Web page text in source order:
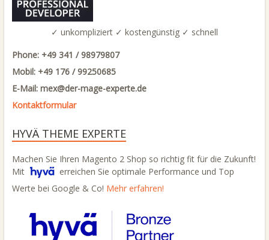
✓ unkompliziert ✓ kostengünstig ✓ schnell
Phone: +49 341 / 98979807
Mobil: +49 176 / 99250685
E-Mail: mex@der-mage-experte.de
Kontaktformular
HYVÄ THEME EXPERTE
Machen Sie Ihren Magento 2 Shop so richtig fit für die Zukunft!
Mit
erreichen Sie optimale Performance und Top
Werte bei Google & Co! Mehr erfahren!